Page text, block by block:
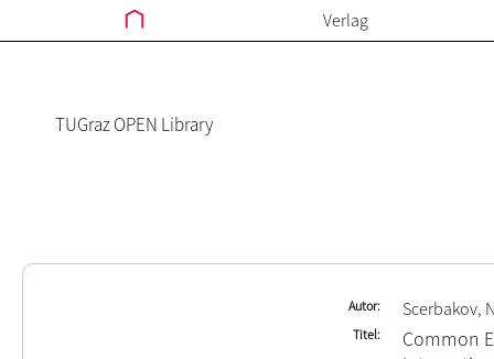
Verlag
TUGraz OPEN Library
Autor Scerbakov,
Titel
Common